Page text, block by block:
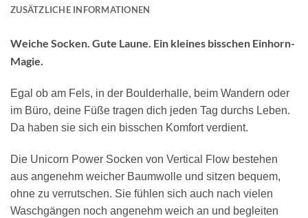
ZUSÄTZLICHE INFORMATIONEN
Weiche Socken. Gute Laune. Ein kleines bisschen Einhorn-
Magie.
Egal ob am Fels, in der Boulderhalle, beim Wandern oder
im Büro, deine Füße tragen dich jeden Tag durchs Leben.
Da haben sie sich ein bisschen Komfort verdient.
Die Unicorn Power Socken von Vertical Flow bestehen
aus angenehm weicher Baumwolle und sitzen bequem,
ohne zu verrutschen. Sie fühlen sich auch nach vielen
Waschgängen noch angenehm weich an und begleiten